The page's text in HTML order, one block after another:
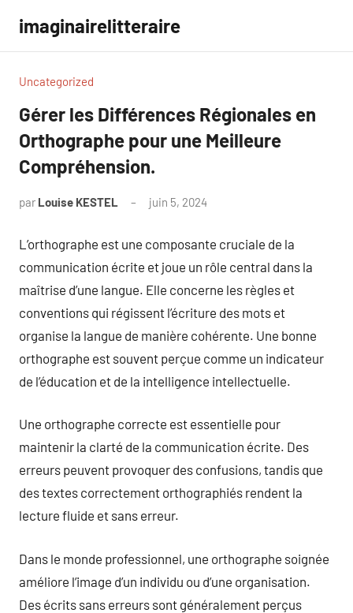
contenu
imaginairelitteraire
Uncategorized
Gérer les Différences Régionales en
Orthographe pour une Meilleure
Compréhension.
par Louise KESTEL juin 5, 2024
L’orthographe est une composante cruciale de la
communication écrite et joue un rôle central dans la
maîtrise d’une langue. Elle concerne les règles et
conventions qui régissent l’écriture des mots et
organise la langue de manière cohérente. Une bonne
orthographe est souvent perçue comme un indicateur
de l’éducation et de la intelligence intellectuelle.
Une orthographe correcte est essentielle pour
maintenir la clarté de la communication écrite. Des
erreurs peuvent provoquer des confusions, tandis que
des textes correctement orthographiés rendent la
lecture fluide et sans erreur.
Dans le monde professionnel, une orthographe soignée
améliore l’image d’un individu ou d’une organisation.
Des écrits sans erreurs sont généralement perçus